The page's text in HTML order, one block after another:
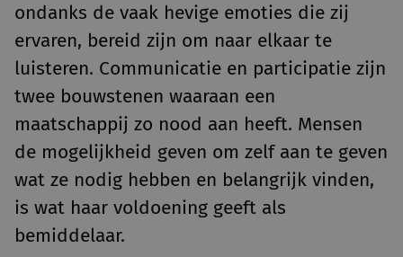
ondanks de vaak hevige emoties die zij
ervaren, bereid zijn om naar elkaar te
luisteren. Communicatie en participatie zijn
twee bouwstenen waaraan een
maatschappij zo nood aan heeft. Mensen
de mogelijkheid geven om zelf aan te geven
wat ze nodig hebben en belangrijk vinden,
is wat haar voldoening geeft als
bemiddelaar.